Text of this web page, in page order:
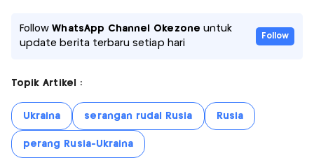
FollowWhatsApp Channel Okezone untuk
update berita terbaru setiap hari
Follow
Topik Artikel :
Ukraina serangan rudal Rusia Rusia
perang Rusia-Ukraina